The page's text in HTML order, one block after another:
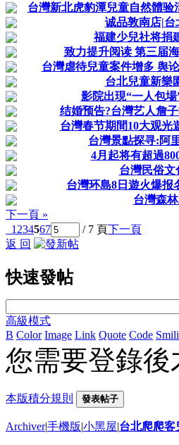
台灣新北虎豹潭兒童自然體
诚品敦南店|台
福建少兒社将捐
致力提升阅读 第三届
台灣虐待兒童案件增多 舆
台北兒童新樂
影院出現“一人包
结婚预告?台灣艺人詹
台灣春节期間10大观光
台灣景點探寻:阿
4月起将有超過
台灣民俗文
台灣环島8日遊火爆报
台灣森
下一頁 »
1 234567 / 7 頁下一頁
返 回
快速發帖
高級模式
B Color Image Link Quote Code
您需要登錄
本版積分規則 發表帖子
Archiver|手機版|小黑屋|台北爬爬